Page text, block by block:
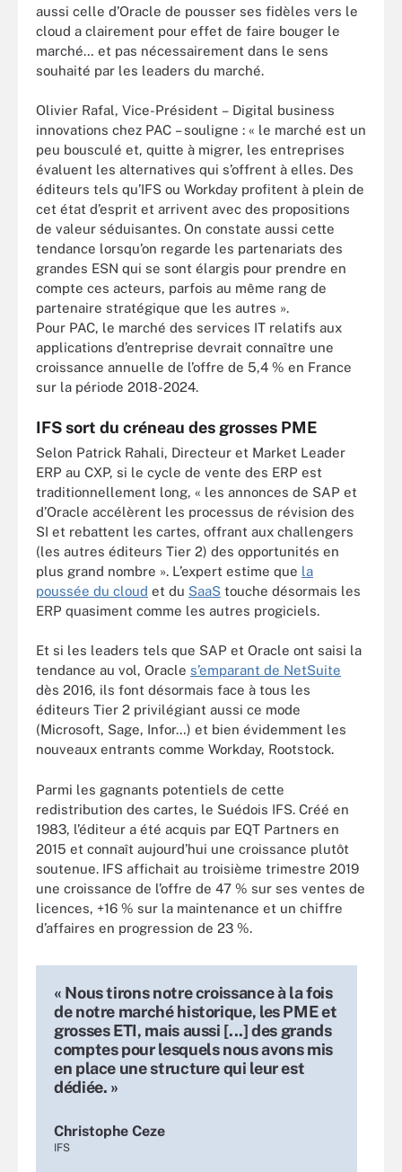
aussi celle d’Oracle de pousser ses fidèles vers le
cloud a clairement pour effet de faire bouger le
marché… et pas nécessairement dans le sens
souhaité par les leaders du marché.
Olivier Rafal, Vice-Président – Digital business
innovations chez PAC – souligne : « le marché est un
peu bousculé et, quitte à migrer, les entreprises
évaluent les alternatives qui s’offrent à elles. Des
éditeurs tels qu’IFS ou Workday profitent à plein de
cet état d’esprit et arrivent avec des propositions
de valeur séduisantes. On constate aussi cette
tendance lorsqu’on regarde les partenariats des
grandes ESN qui se sont élargis pour prendre en
compte ces acteurs, parfois au même rang de
partenaire stratégique que les autres ».
Pour PAC, le marché des services IT relatifs aux
applications d’entreprise devrait connaître une
croissance annuelle de l’offre de 5,4 % en France
sur la période 2018-2024.
IFS sort du créneau des grosses PME
Selon Patrick Rahali, Directeur et Market Leader
ERP au CXP, si le cycle de vente des ERP est
traditionnellement long, « les annonces de SAP et
d’Oracle accélèrent les processus de révision des
SI et rebattent les cartes, offrant aux challengers
(les autres éditeurs Tier 2) des opportunités en
plus grand nombre ». L’expert estime que la
poussée du cloud et du SaaS touche désormais les
ERP quasiment comme les autres progiciels.
Et si les leaders tels que SAP et Oracle ont saisi la
tendance au vol, Oracle s’emparant de NetSuite
dès 2016, ils font désormais face à tous les
éditeurs Tier 2 privilégiant aussi ce mode
(Microsoft, Sage, Infor…) et bien évidemment les
nouveaux entrants comme Workday, Rootstock.
Parmi les gagnants potentiels de cette
redistribution des cartes, le Suédois IFS. Créé en
1983, l’éditeur a été acquis par EQT Partners en
2015 et connaît aujourd’hui une croissance plutôt
soutenue. IFS affichait au troisième trimestre 2019
une croissance de l’offre de 47 % sur ses ventes de
licences, +16 % sur la maintenance et un chiffre
d’affaires en progression de 23 %.
« Nous tirons notre croissance à la fois
de notre marché historique, les PME et
grosses ETI, mais aussi [...] des grands
comptes pour lesquels nous avons mis
en place une structure qui leur est
dédiée. »
Christophe Ceze
IFS